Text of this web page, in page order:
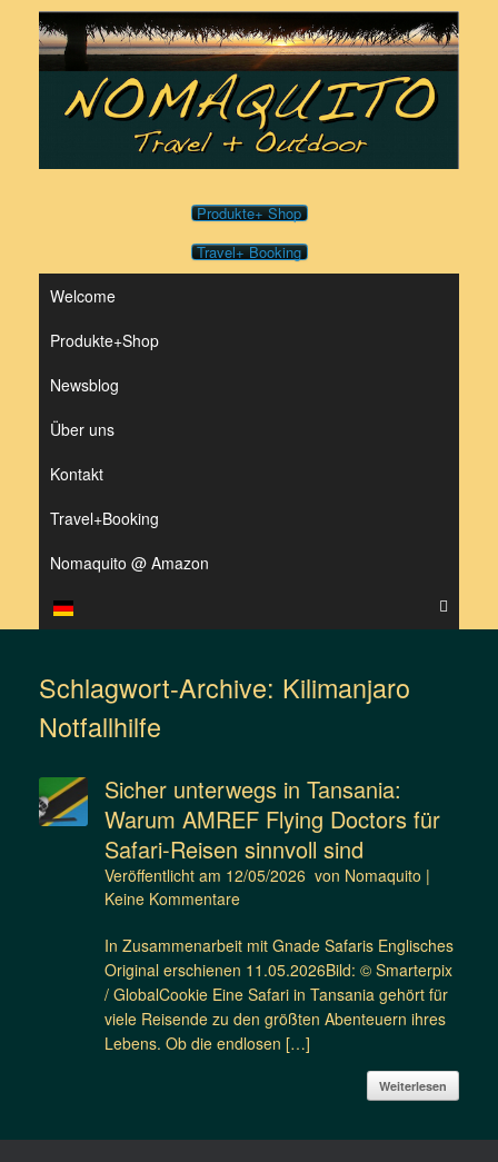
springen
Produkte+ Shop
Travel+ Booking
Welcome
Produkte+Shop
Newsblog
Über uns
Kontakt
Travel+Booking
Nomaquito @ Amazon
Schlagwort-Archive: Kilimanjaro
Notfallhilfe
Sicher unterwegs in Tansania:
Warum AMREF Flying Doctors für
Safari-Reisen sinnvoll sind
Veröffentlicht am 12/05/2026 von Nomaquito |
Keine Kommentare
In Zusammenarbeit mit Gnade Safaris Englisches
Original erschienen 11.05.2026Bild: © Smarterpix
/ GlobalCookie Eine Safari in Tansania gehört für
viele Reisende zu den größten Abenteuern ihres
Lebens. Ob die endlosen […]
Weiterlesen